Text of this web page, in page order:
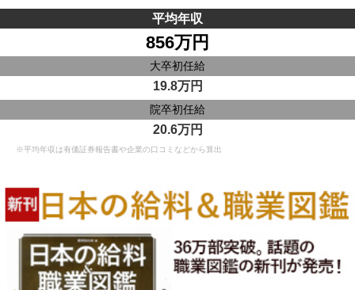
平均年収
856万円
大卒初任給
19.8万円
院卒初任給
20.6万円
※平均年収は有価証券報告書や企業の口コミなどから算出